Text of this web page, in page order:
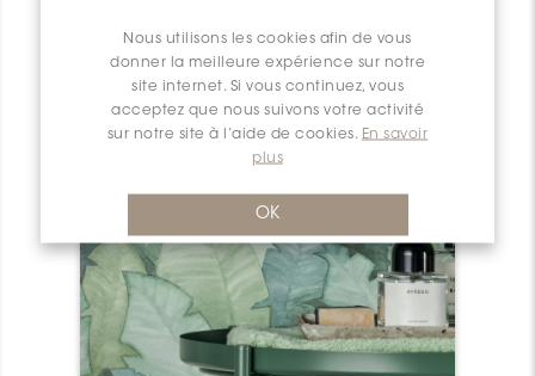
Nous utilisons les cookies afin de vous
donner la meilleure expérience sur notre
site internet. Si vous continuez, vous
acceptez que nous suivons votre activité
sur notre site à l’aide de cookies. En savoir
plus
OK